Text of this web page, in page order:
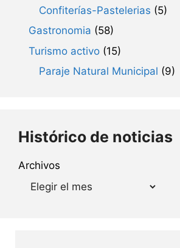
Confiterías-Pastelerias (5)
Gastronomia (58)
Turismo activo (15)
Paraje Natural Municipal (9)
Histórico de noticias
Archivos